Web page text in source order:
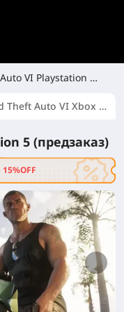
VI Playstation 5
Grand Theft Auto VI Xbox Series X|S (предзаказ)
5 (предзаказ)
15%OFF